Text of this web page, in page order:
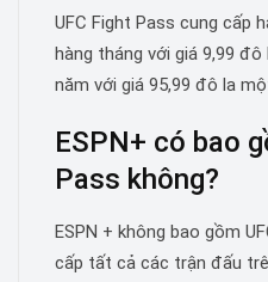
UFC Fight Pass cung cấp
hàng tháng với giá 9,99
năm với giá 95,99 đô la
ESPN+ có bao
Pass không?
ESPN + không bao gồm
cấp tất cả các trận đấu